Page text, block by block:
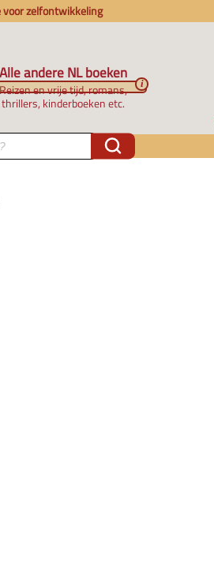
zelfontwikkeling
Alle andere NL boeken
en vrije tijd, romans,
thrillers, kinderboeken etc.
i